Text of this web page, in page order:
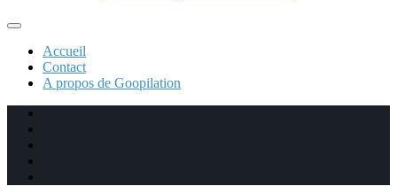
Accueil
Contact
A propos de Goopilation